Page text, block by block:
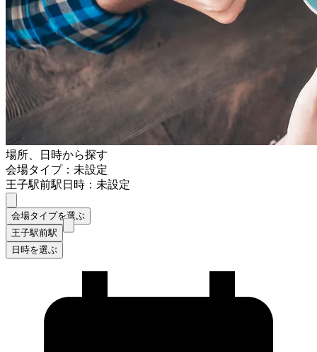
場所、日時から探す
会場タイプ：未設定
王子駅前駅日時：未設定
会場タイプを選ぶ
王子駅前駅
日時を選ぶ